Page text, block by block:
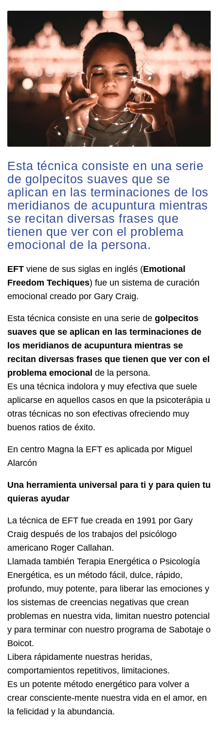
Esta técnica consiste en una serie
de golpecitos suaves que se
aplican en las terminaciones de los
meridianos de acupuntura mientras
se recitan diversas frases que
tienen que ver con el problema
emocional de la persona.
EFT viene de sus siglas en inglés (Emotional
Freedom Techiques) fue un sistema de curación
emocional creado por Gary Craig.
Esta técnica consiste en una serie de golpecitos
suaves que se aplican en las terminaciones de
los meridianos de acupuntura mientras se
recitan diversas frases que tienen que ver con el
problema emocional de la persona.
Es una técnica indolora y muy efectiva que suele
aplicarse en aquellos casos en que la psicoterápia u
otras técnicas no son efectivas ofreciendo muy
buenos ratios de éxito.
En centro Magna la EFT es aplicada por Miguel
Alarcón
Una herramienta universal para ti y para quien tu
quieras ayudar
La técnica de EFT fue creada en 1991 por Gary
Craig después de los trabajos del psicólogo
americano Roger Callahan.
Llamada también Terapia Energética o Psicología
Energética, es un método fácil, dulce, rápido,
profundo, muy potente, para liberar las emociones y
los sistemas de creencias negativas que crean
problemas en nuestra vida, limitan nuestro potencial
y para terminar con nuestro programa de Sabotaje o
Boicot.
Libera rápidamente nuestras heridas,
comportamientos repetitivos, limitaciones.
Es un potente método energético para volver a
crear consciente-mente nuestra vida en el amor, en
la felicidad y la abundancia.